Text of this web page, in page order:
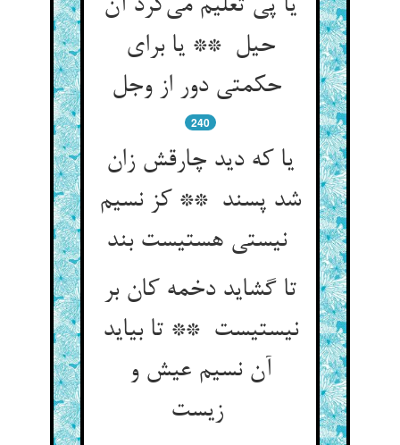
یا پی تعلیم می‌کرد آن
حیل ** یا برای
240
یا که دید چارقش زان
شد پسند ** کز نسیم
نیستی هستیست بند
تا گشاید دخمه کان بر
نیستیست ** تا بیاید
آن نسیم عیش و
زیست